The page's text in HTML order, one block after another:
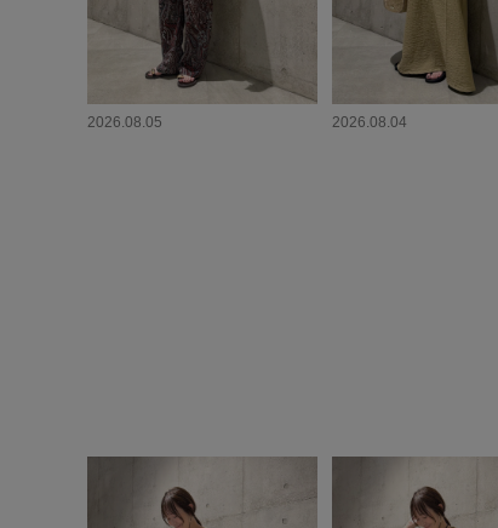
2026.08.05 2026.08.04